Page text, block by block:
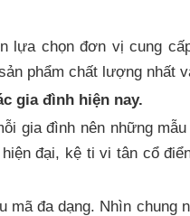
lựa chọn đơn vị cung
phẩm chất lượng
gia đình hiện nay.
gia đình nên những
đại, kệ ti vi tân cổ
mã đa dạng. Nhìn